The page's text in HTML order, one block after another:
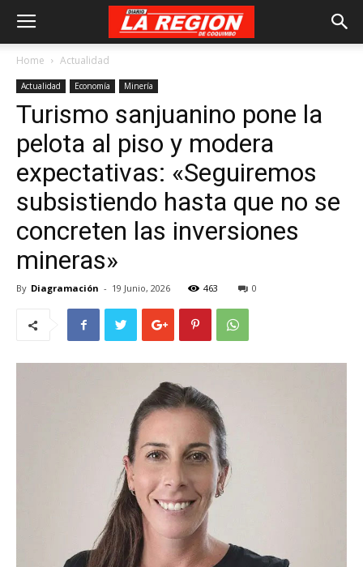
Home Actualidad
Actualidad Economía Minería
Turismo sanjuanino pone la
pelota al piso y modera
expectativas: «Seguiremos
subsistiendo hasta que no se
concreten las inversiones
mineras»
By Diagramación - 19 Junio, 2026 463 0